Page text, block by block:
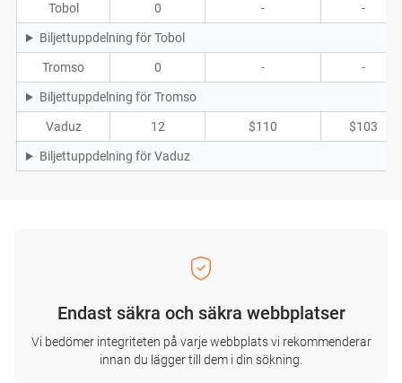
Tobol 0 - -
Biljettuppdelning för Tobol
Tromso 0 - -
Biljettuppdelning för Tromso
Vaduz 12 $110 $103
Biljettuppdelning för Vaduz
Endast säkra och säkra webbplatser
Vi bedömer integriteten på varje webbplats vi rekommenderar
innan du lägger till dem i din sökning.